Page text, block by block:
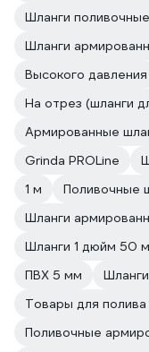
Шланги
Шланги
Высокого давления
На отрез (шланги
Армированные
Grinda PROLine
1 м
Поливочные
Шланги
Шланги 1 дюйм 50 м
ПВХ 5 мм
Товары для полива
Поливочные